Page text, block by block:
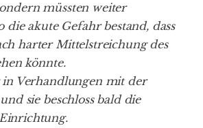
müssten weiter
die akute Gefahr bestand, dass
harter Mittelstreichung des
könnte.
Verhandlungen mit der
sie beschloss bald die